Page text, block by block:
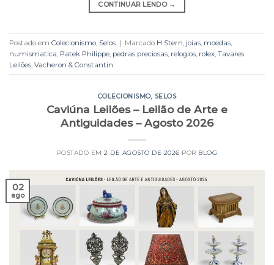
CONTINUAR LENDO →
Postado em Colecionismo Selos | Marcado H Stern joias moedas
numismatica Patek Philippe pedras preciosas relogios rolex Tavares
Leilões Vacheron & Constantin
COLECIONISMO, SELOS
Caviúna Leilões – Leilão de Arte e
Antiguidades – Agosto 2026
POSTADO EM2 DE AGOSTO DE 2026 POR BLOG
02
ago